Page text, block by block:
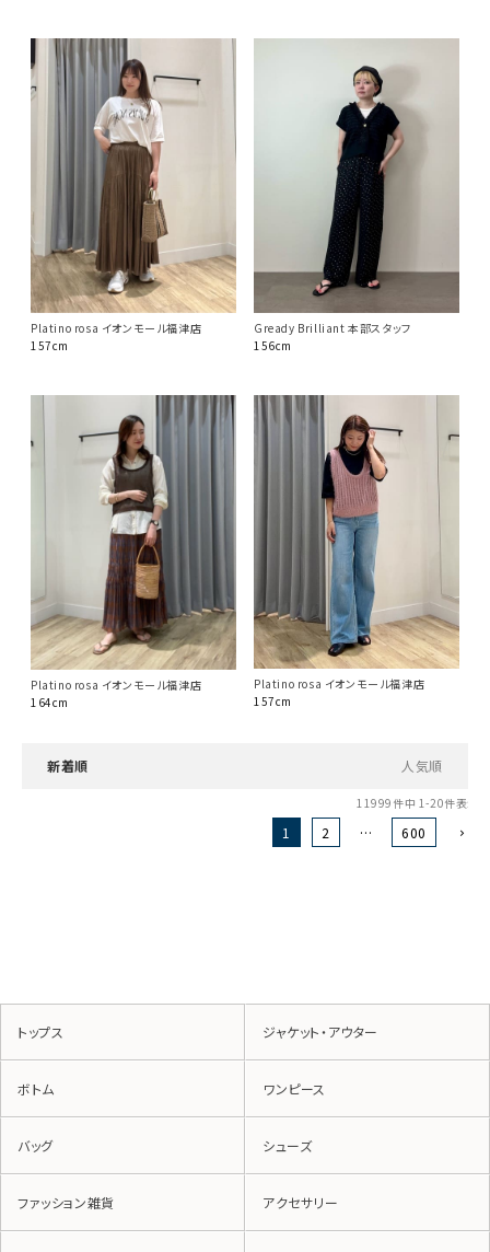
Platino rosa イオンモール福津店
157cm
Gready Brilliant 本部スタッフ
156cm
Platino rosa イオンモール福津店
164cm
Platino rosa イオンモール福津店
157cm
新着順 人気順
11999 件中 1-20件表示
1 2 … 600
トップス ジャケット・アウター
ボトム ワンピース
バッグ シューズ
ファッション雑貨 アクセサリー